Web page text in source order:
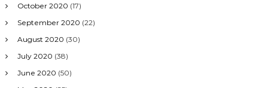
October 2020 (17)
September 2020 (22)
August 2020 (30)
July 2020 (38)
June 2020 (50)